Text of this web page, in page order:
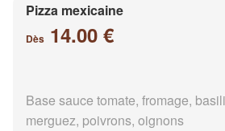
Pizza mexicaine
Dès 14.00 €
Base sauce tomate, fromage,
merguez, poivrons, oignons